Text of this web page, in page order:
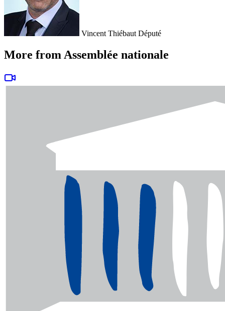
Vincent Thiébaut Député
More from Assemblée nationale